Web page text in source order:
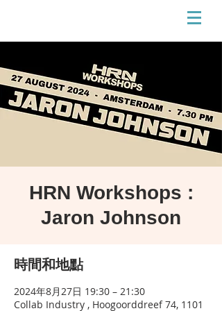
HRN Workshops :
Jaron Johnson
時間和地點
2024年8月27日 19:30 – 21:30
Collab Industry , Hoogoorddreef 74, 1101